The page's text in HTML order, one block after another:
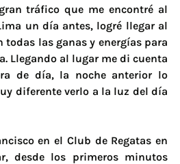
tráfico que me encontré al
un día antes, logré llegar al
las ganas y energías para
Llegando al lugar me di cuenta
de día, la noche anterior lo
diferente verlo a la luz del día
en el Club de Regatas en
desde los primeros minutos